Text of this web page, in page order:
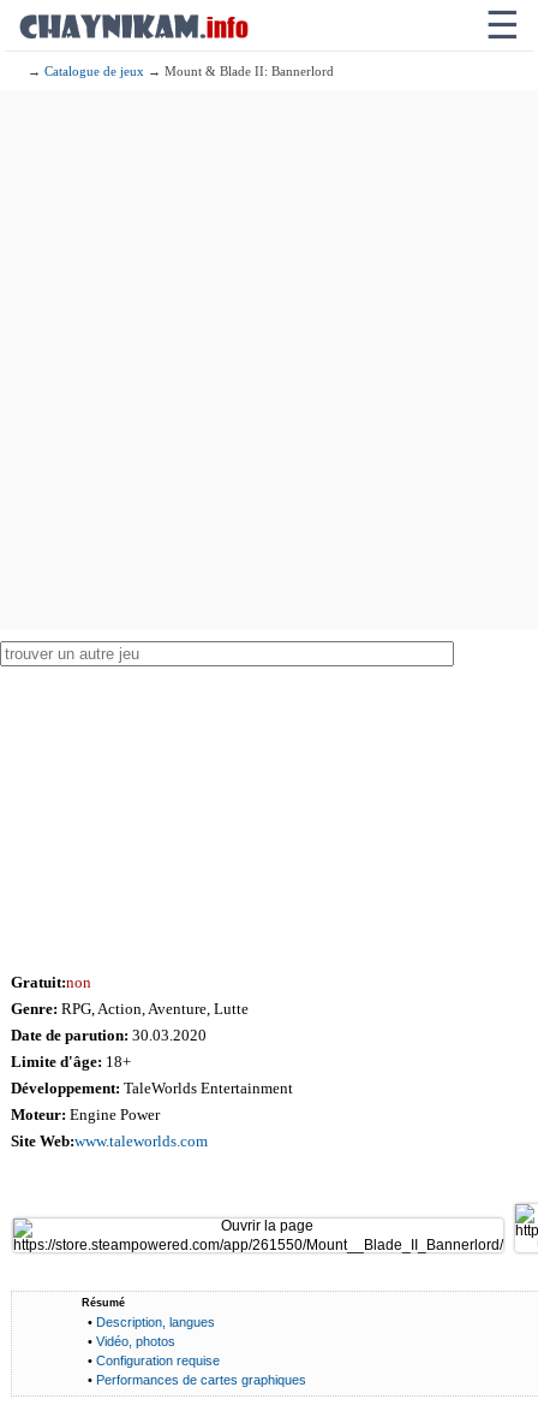
☰
→Catalogue de jeux → Mount & Blade II: Bannerlord
Gratuit:non
Genre: RPG, Action, Aventure, Lutte
Date de parution: 30.03.2020
Limite d'âge: 18+
Développement: TaleWorlds Entertainment
Moteur: Engine Power
Site Web:www.taleworlds.com
Résumé
• Description, langues
• Vidéo, photos
• Configuration requise
• Performances de cartes graphiques